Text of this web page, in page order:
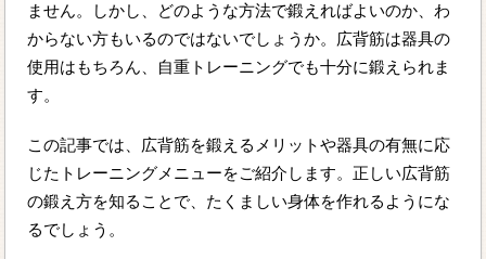
ません。しかし、どのような方法で鍛えればよいのか、わ
からない方もいるのではないでしょうか。広背筋は器具の
使用はもちろん、自重トレーニングでも十分に鍛えられま
す。
この記事では、広背筋を鍛えるメリットや器具の有無に応
じたトレーニングメニューをご紹介します。正しい広背筋
の鍛え方を知ることで、たくましい身体を作れるようにな
るでしょう。